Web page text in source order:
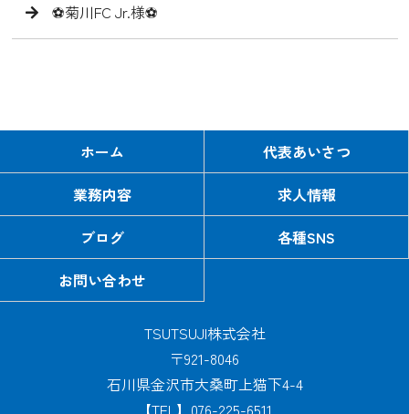
⚽️菊川FC Jr.様⚽️
ホーム
代表あいさつ
業務内容
求人情報
ブログ
各種SNS
お問い合わせ
TSUTSUJI株式会社
〒921-8046
石川県金沢市大桑町上猫下4-4
【TEL】076-225-6511